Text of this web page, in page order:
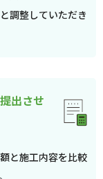
調整していただき
出させ
と施工内容を比較